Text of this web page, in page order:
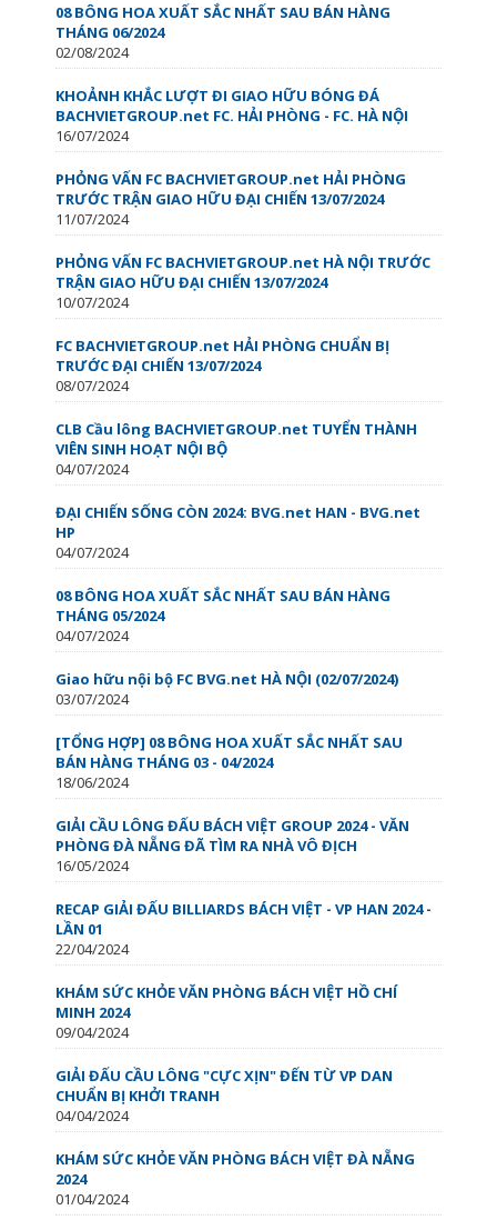
08 BÔNG HOA XUẤT SẮC NHẤT SAU BÁN HÀNG
THÁNG 06/2024
02/08/2024
KHOẢNH KHẮC LƯỢT ĐI GIAO HỮU BÓNG ĐÁ
BACHVIETGROUP.net FC. HẢI PHÒNG - FC. HÀ NỘI
16/07/2024
PHỎNG VẤN FC BACHVIETGROUP.net HẢI PHÒNG
TRƯỚC TRẬN GIAO HỮU ĐẠI CHIẾN 13/07/2024
11/07/2024
PHỎNG VẤN FC BACHVIETGROUP.net HÀ NỘI TRƯỚC
TRẬN GIAO HỮU ĐẠI CHIẾN 13/07/2024
10/07/2024
FC BACHVIETGROUP.net HẢI PHÒNG CHUẨN BỊ
TRƯỚC ĐẠI CHIẾN 13/07/2024
08/07/2024
CLB Cầu lông BACHVIETGROUP.net TUYỂN THÀNH
VIÊN SINH HOẠT NỘI BỘ
04/07/2024
ĐẠI CHIẾN SỐNG CÒN ️2024: BVG.net HAN - BVG.net
HP
04/07/2024
08 BÔNG HOA XUẤT SẮC NHẤT SAU BÁN HÀNG
THÁNG 05/2024
04/07/2024
Giao hữu nội bộ FC BVG.net HÀ NỘI (02/07/2024)
03/07/2024
[TỔNG HỢP] 08 BÔNG HOA XUẤT SẮC NHẤT SAU
BÁN HÀNG THÁNG 03 - 04/2024
18/06/2024
GIẢI CẦU LÔNG ĐẤU BÁCH VIỆT GROUP 2024 - VĂN
PHÒNG ĐÀ NẴNG ĐÃ TÌM RA NHÀ VÔ ĐỊCH
16/05/2024
RECAP GIẢI ĐẤU BILLIARDS BÁCH VIỆT - VP HAN 2024 -
LẦN 01
22/04/2024
KHÁM SỨC KHỎE VĂN PHÒNG BÁCH VIỆT HỒ CHÍ
MINH 2024
09/04/2024
GIẢI ĐẤU CẦU LÔNG "CỰC XỊN" ĐẾN TỪ VP DAN
CHUẨN BỊ KHỞI TRANH
04/04/2024
KHÁM SỨC KHỎE VĂN PHÒNG BÁCH VIỆT ĐÀ NẴNG
2024
01/04/2024